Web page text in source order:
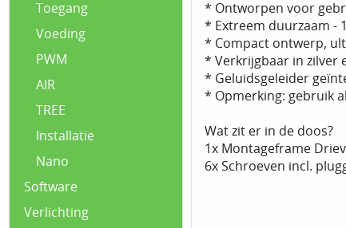
Toegang
Voeding
PWM
AIR
TREE
Installatie
Nano
Software
Verlichting
* Ontworpen voor
* Extreem duurzaam -
* Compact ontwerp,
* Verkrijgbaar in zilver
* Geluidsgeleider
* Opmerking: gebruik
Wat zit er in de doos?
1x Montageframe
6x Schroeven incl.